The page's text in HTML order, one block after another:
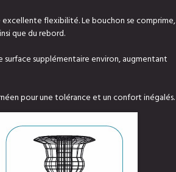
flexibilité. Le bouchon se comprime,
que du rebord.
supplémentaire environ, augmentant
pour une tolérance et un confort inégalés.